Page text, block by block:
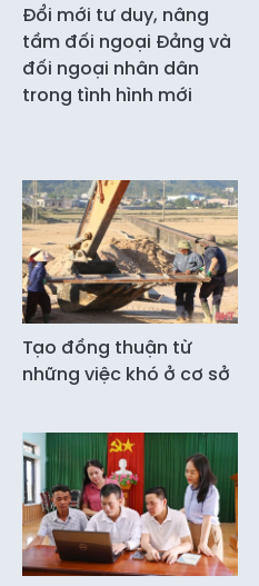
Đổi mới tư duy, nâng
tầm đối ngoại Đảng và
đối ngoại nhân dân
trong tình hình mới
Tạo đồng thuận từ
những việc khó ở cơ sở